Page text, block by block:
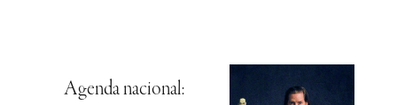
Agenda nacional: